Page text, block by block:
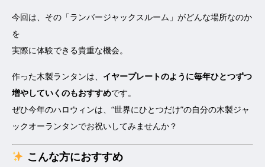
今回は、その「ランバージャックスルーム」がどんな場所なのか
を
実際に体験できる貴重な機会。
作った木製ランタンは、 イヤープレートのように毎年ひとつずつ
増やしていくのもおすすめです。
ぜひ今年のハロウィンは、“世界にひとつだけ”の自分の木製ジャ
ックオーランタンでお祝いしてみませんか？
こんな方におすすめ